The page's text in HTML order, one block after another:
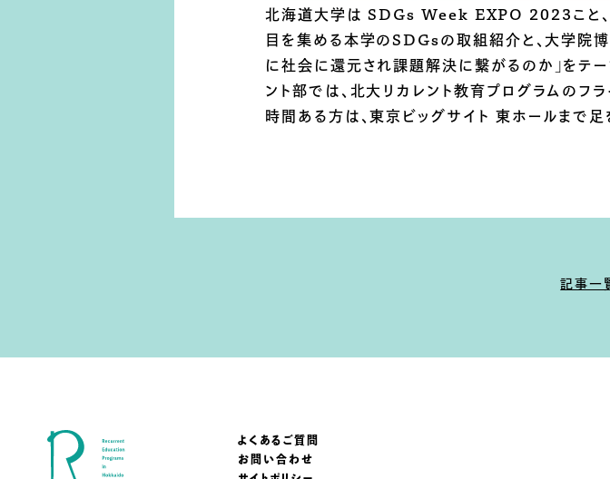
北海道大学は SDGs Week EXPO 2023こと、
目を集める本学のSDGsの取組紹介と、大学院
に社会に還元され課題解決に繋がるのか」をテ
ント部では、北大リカレント教育プログラムのフ
時間ある方は、東京ビッグサイト 東ホールまで足
記事一
よくあるご質問
お問い合わせ